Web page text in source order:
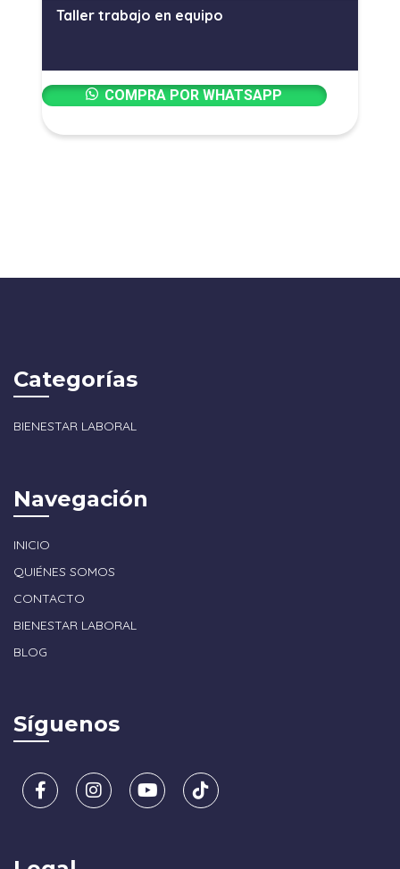
Taller trabajo en equipo
COMPRA POR WHATSAPP
Categorías
BIENESTAR LABORAL
Navegación
INICIO
QUIÉNES SOMOS
CONTACTO
BIENESTAR LABORAL
BLOG
Síguenos